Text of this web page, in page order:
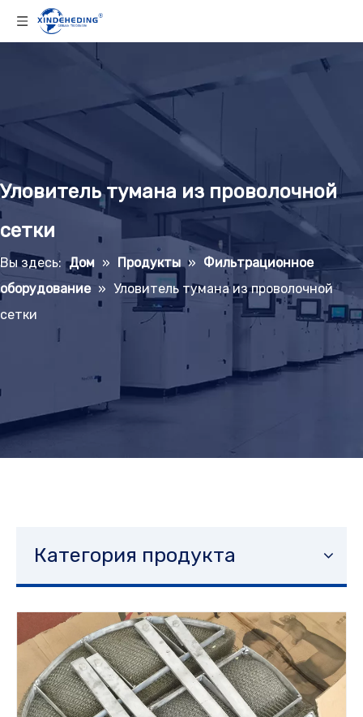
Уловитель тумана из проволочной
сетки
Вы здесь: Дом » Продукты » Фильтрационное
оборудование » Уловитель тумана из проволочной
сетки
Категория продукта